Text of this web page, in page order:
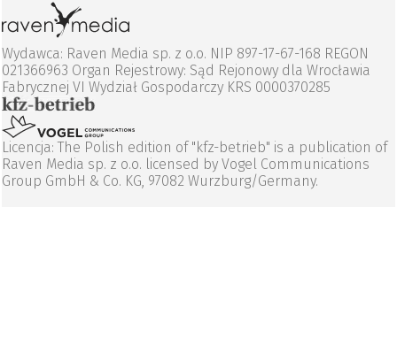
Wydawca: Raven Media sp. z o.o. NIP 897-17-67-168 REGON
021366963 Organ Rejestrowy: Sąd Rejonowy dla Wrocławia
Fabrycznej VI Wydział Gospodarczy KRS 0000370285
Licencja: The Polish edition of "kfz-betrieb" is a publication of
Raven Media sp. z o.o. licensed by Vogel Communications
Group GmbH & Co. KG, 97082 Wurzburg/Germany.